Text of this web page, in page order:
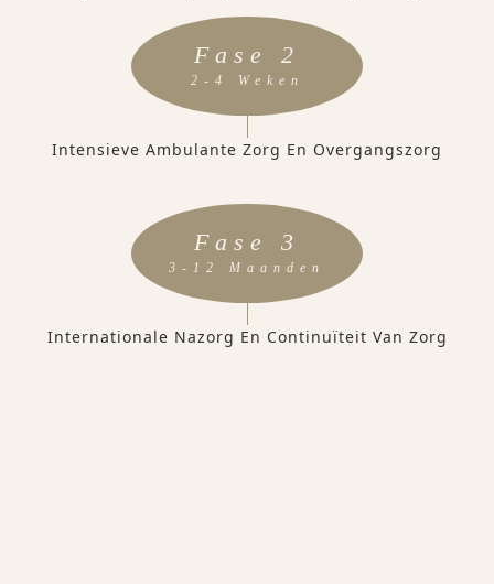
Fase 2
2-4 Weken
Intensieve Ambulante Zorg En Overgangszorg
Fase 3
3-12 Maanden
Internationale Nazorg En Continuïteit Van Zorg